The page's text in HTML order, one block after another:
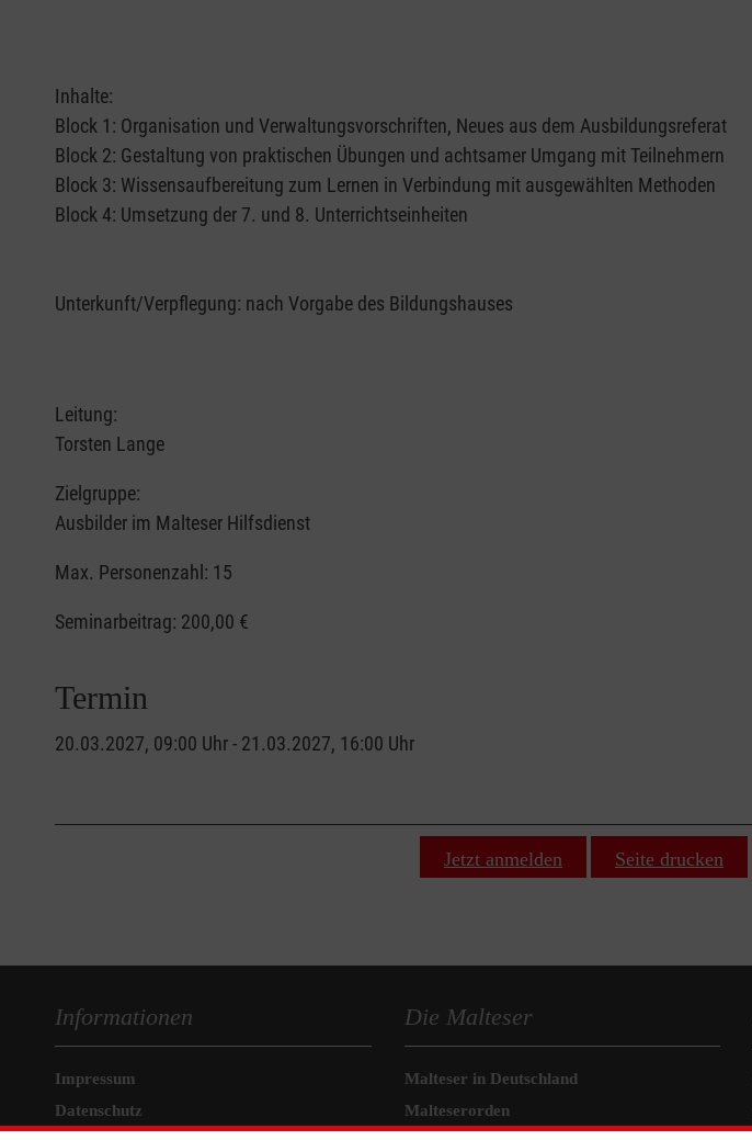
Inhalte:
Block 1: Organisation und Verwaltungsvorschriften, Neues aus dem Ausbildungsreferat
Block 2: Gestaltung von praktischen Übungen und achtsamer Umgang mit Teilnehmern
Block 3: Wissensaufbereitung zum Lernen in Verbindung mit ausgewählten Methoden
Block 4: Umsetzung der 7. und 8. Unterrichtseinheiten
Unterkunft/Verpflegung: nach Vorgabe des Bildungshauses
Leitung:
Torsten Lange
Zielgruppe:
Ausbilder im Malteser Hilfsdienst
Max. Personenzahl: 15
Seminarbeitrag: 200,00 €
Termin
20.03.2027, 09:00 Uhr - 21.03.2027, 16:00 Uhr
Jetzt anmelden Seite drucken
Informationen
Impressum
Datenschutz
Die Malteser
Malteser in Deutschland
Malteserorden